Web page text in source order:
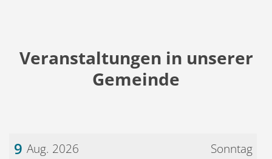
Veranstaltungen in unserer
Gemeinde
Sonntag
9 Aug. 2026